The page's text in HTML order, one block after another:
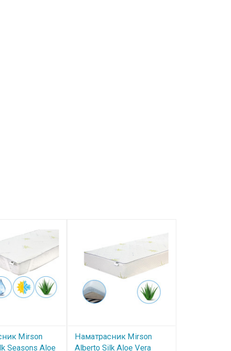
Mirson
Seasons Aloe
Наматрасник Mirson
Alberto Silk Aloe Vera